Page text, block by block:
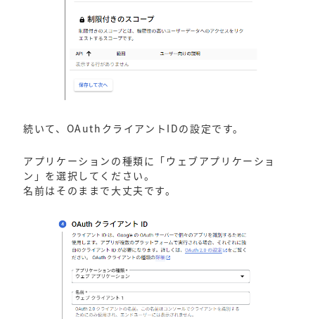
続いて、OAuthクライアントIDの設定です。
アプリケーションの種類に「ウェブアプリケーショ
ン」を選択してください。
名前はそのままで大丈夫です。